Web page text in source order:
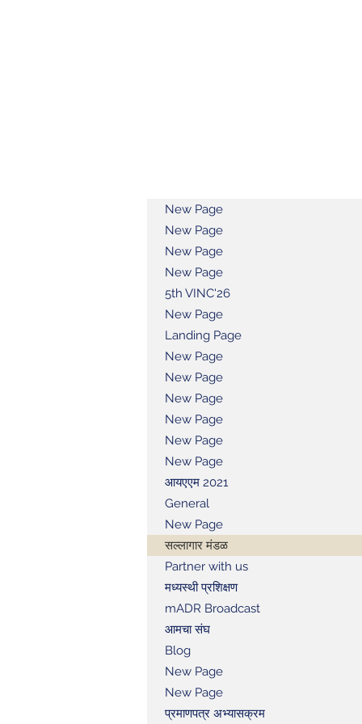
New Page
New Page
New Page
New Page
5th VINC'26
New Page
Landing Page
New Page
New Page
New Page
New Page
New Page
New Page
आयएएम 2021
General
New Page
सल्लागार मंडळ
Partner with us
मध्यस्थी प्रशिक्षण
mADR Broadcast
आमचा संघ
Blog
New Page
New Page
प्रमाणपत्र अभ्यासक्रम